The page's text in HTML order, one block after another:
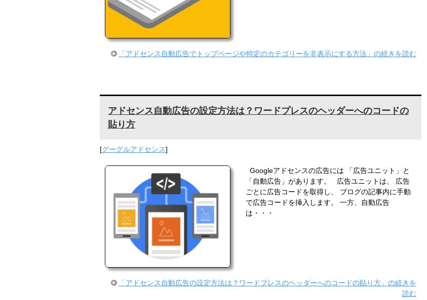
「アドセンス自動広告でトップページや特定のカテゴリーを非表示にする方法」の続きを読む
アドセンス自動広告の設定方法は？ワードプレスのヘッダーへのコードの
貼り方
[グーグルアドセンス]
Googleアドセンスの広告には 「広告ユニット」と
「自動広告」があります。 広告ユニットは、 広告
ごとに広告コードを取得し、 ブログの記事内に手動
で広告コードを挿入します。 一方、自動広告
は・・・
「アドセンス自動広告の設定方法は？ワードプレスのヘッダーへのコードの貼り方」の続きを
読む